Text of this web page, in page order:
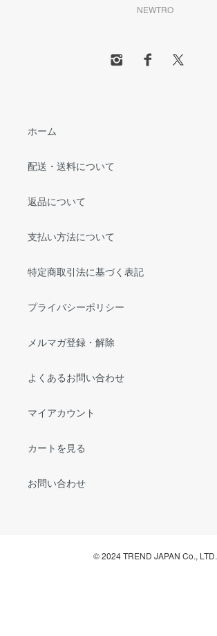
NEWTRO
ホーム
配送・送料について
返品について
支払い方法について
特定商取引法に基づく表記
プライバシーポリシー
メルマガ登録・解除
よくあるお問い合わせ
マイアカウント
カートを見る
お問い合わせ
© 2024 TREND JAPAN Co., LTD.